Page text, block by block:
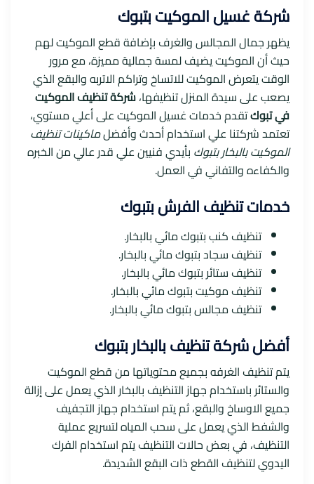
شركة غسيل الموكيت بتبوك
يظهر جمال المجالس والغرف بإضافة قطع الموكيت لهم
حيث أن الموكيت يضيف لمسة جمالية مميزة، مع مرور
الوقت يتعرض الموكيت للاتساخ وتراكم الاتربه والبقع الذي
يصعب على سيدة المنزل تنظيفها،شركة تنظيف الموكيت
في تبوكتقدم خدمات غسيل الموكيت على أعلي مستوي،
تعتمد شركتنا علي استخدام أحدث وأفضلماكينات تنظيف
الموكيت بالبخار بتبوك بأيدي فنيين علي قدر عالي من الخبره
والكفاءه والتفاني في العمل.
خدمات تنظيف الفرش بتبوك
تنظيف كنب بتبوك مائي بالبخار.
تنظيف سجاد بتبوك مائي بالبخار.
تنظيف ستائر بتبوك مائي بالبخار.
تنظيف موكيت بتبوك مائي بالبخار.
تنظيف مجالس بتبوك مائي بالبخار.
أفضلشركة تنظيف بالبخار بتبوك
يتم تنظيف الغرفه بجميع محتوياتها من قطع الموكيت
والستائر باستخدام جهاز التنظيف بالبخار الذي يعمل على إزالة
جميع الاوساخ والبقع، ثم يتم استخدام جهاز التجفيف
والشفط الذي يعمل على سحب المياه لتسريع عملية
التنظيف، في بعض حالات التنظيف يتم استخدام الفرك
اليدوي لتنظيف القطع ذات البقع الشديدة.